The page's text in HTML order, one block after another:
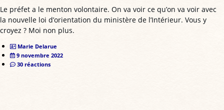
Le préfet a le menton volontaire. On va voir ce qu’on va voir avec
la nouvelle loi d’orientation du ministère de l’Intérieur. Vous y
croyez ? Moi non plus.
Marie Delarue
9 novembre 2022
30 réactions